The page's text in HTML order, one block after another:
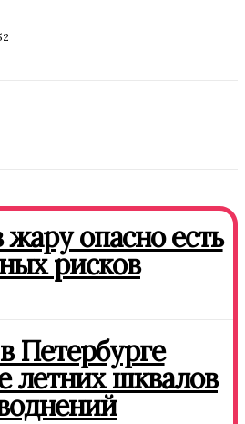
опасно есть
рисков
Петербурге
летних шквалов